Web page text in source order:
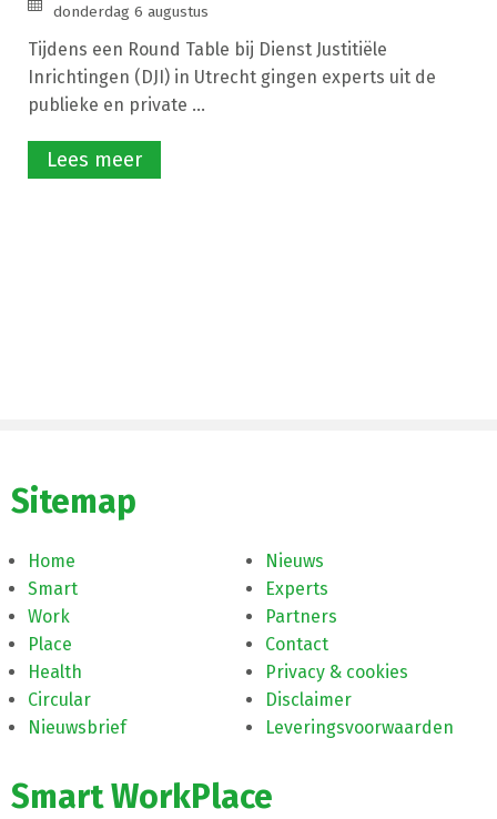
donderdag 6 augustus
Tijdens een Round Table bij Dienst Justitiële
Inrichtingen (DJI) in Utrecht gingen experts uit de
publieke en private ...
Lees meer
Sitemap
Home
Smart
Work
Place
Health
Circular
Nieuwsbrief
Nieuws
Experts
Partners
Contact
Privacy & cookies
Disclaimer
Leveringsvoorwaarden
Smart WorkPlace